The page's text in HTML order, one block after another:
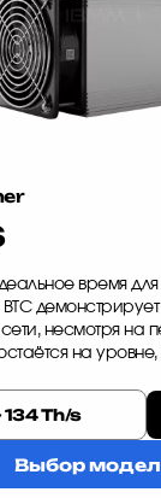
время для
несмотря на
на
M50S ...
134 Th/s
Выбор